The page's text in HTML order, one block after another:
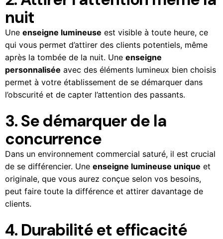
nuit
Une enseigne lumineuse est visible à toute heure, ce
qui vous permet d’attirer des clients potentiels, même
après la tombée de la nuit. Une enseigne
personnalisée avec des éléments lumineux bien choisis
permet à votre établissement de se démarquer dans
l’obscurité et de capter l’attention des passants.
3. Se démarquer de la
concurrence
Dans un environnement commercial saturé, il est crucial
de se différencier. Une enseigne lumineuse unique et
originale, que vous aurez conçue selon vos besoins,
peut faire toute la différence et attirer davantage de
clients.
4. Durabilité et efficacité